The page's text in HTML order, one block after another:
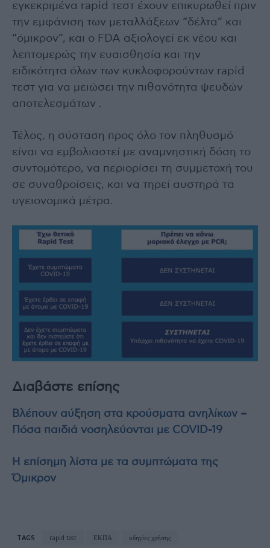
εγκεκριμένα rapid τεστ έχουν επικυρωθεί πριν
την εμφάνιση των μεταλλάξεων “δέλτα” και
“όμικρον”, και ο FDA αξιολογεί εκ νέου και
λεπτομερώς την ευαισθησία και την
ειδικότητα όλων των κυκλοφορούντων rapid
τεστ για να μειώσει την πιθανότητα ψευδών
αποτελεσμάτων .
Τέλος, η σύσταση προς όλο τον πληθυσμό
είναι να εμβολιαστεί με αναμνηστική δόση το
συντομότερο, να περιορίσει τη συμμετοχή του
σε συναθροίσεις, και να τηρεί αυστηρά τα
υγειονομικά μέτρα.
Διαβάστε επίσης
Βλέπουν αύξηση στα κρούσματα ανηλίκων –
Πόσα παιδιά νοσηλεύονται με COVID-19
Η επίσημη λίστα με τα συμπτώματα της
Όμικρον
TAGS rapid test ΕΚΠΑ οδηγίες χρήσης